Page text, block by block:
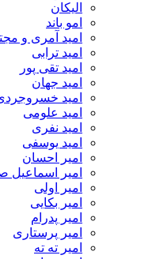
الیکان
امو باند
امید آمری و
امید ترابی
امید تقی پور
امید جهان
امید
امید علومی
امید نفری
امید یوسفی
امیر احسان
امیر اسماعیل
امیر اولی
امیر بکایی
امیر پدرام
امیر پرستاری
امیر ته ته